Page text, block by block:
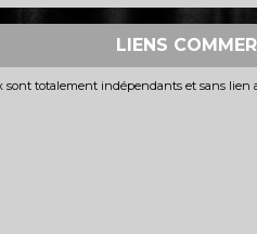
LIENS
sont totalement indépendants et sans